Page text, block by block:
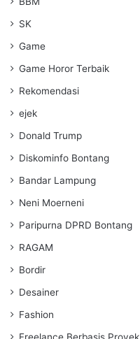
SK
Game
Game Horor Terbaik
Rekomendasi
ejek
Donald Trump
Diskominfo Bontang
Bandar Lampung
Neni Moerneni
Paripurna DPRD Bontang
RAGAM
Bordir
Desainer
Fashion
Freelance Berbasis Proyek